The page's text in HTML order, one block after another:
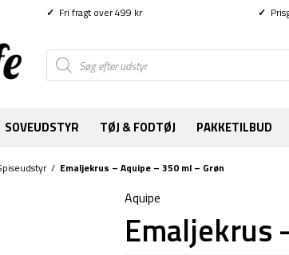
✓ Fri fragt over 499 kr ✓
Products
search
SOVEUDSTYR TØJ & FODTØJ PAKKETILBUD
/ Emaljekrus – Aquipe – 350 ml – Grøn
Aquipe
Emaljekrus